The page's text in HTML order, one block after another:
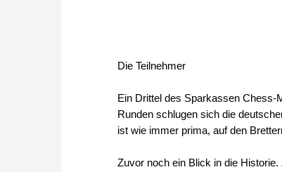
Die Teilnehmer
Ein Drittel des Sparkassen Chess-
Runden schlugen sich die
ist wie immer prima, auf den
Zuvor noch ein Blick in die